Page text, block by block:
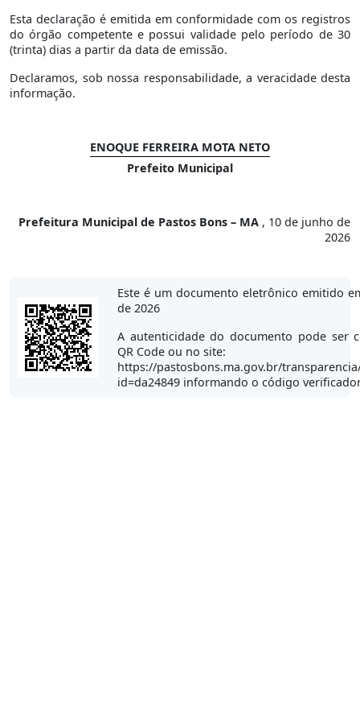
Esta declaração é emitida em conformidade com os registros
do órgão competente e possui validade pelo período de 30
(trinta) dias a partir da data de emissão.
Declaramos, sob nossa responsabilidade, a veracidade desta
informação.
ENOQUE FERREIRA MOTA NETO
Prefeito Municipal
Prefeitura Municipal de Pastos Bons – MA , 10 de junho de
2026
Este é um documento eletrônico emitido
de 2026
A autenticidade do documento pode ser
QR Code ou no site:
https://pastosbons.ma.gov.br/
id=da24849 informando o código